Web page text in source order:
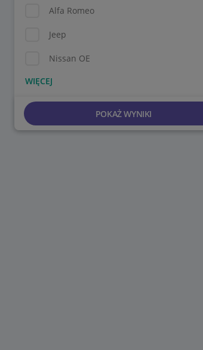
Alfa Romeo
Jeep
Nissan OE
POKAŻ WYNIKI